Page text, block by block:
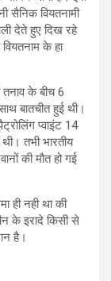
सैनिक वियतनामी
देते हुए दिख रहे
के हा
के बीच 6
बातचीत हुई थी।
प्वाइंट 14
तभी भारतीय
की मौत हो गई
ही नही था की
के इरादे किसी से
है।